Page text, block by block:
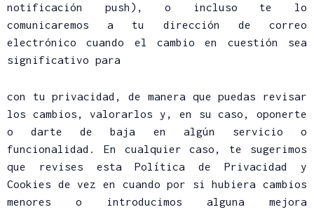
notificación push), o incluso te lo
comunicaremos a tu dirección de correo
electrónico cuando el cambio en cuestión sea
significativo para
con tu privacidad, de manera que puedas revisar
los cambios, valorarlos y, en su caso, oponerte
o darte de baja en algún servicio o
funcionalidad. En cualquier caso, te sugerimos
que revises esta Política de Privacidad y
Cookies de vez en cuando por si hubiera cambios
menores o introducimos alguna mejora